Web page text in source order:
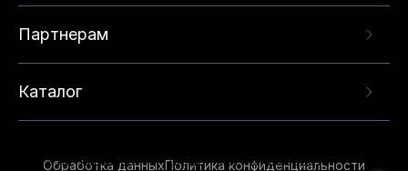
Партнерам
Каталог
Обработка данныхПолитика конфиденциальности
опыта на нашем сайте. Продолжая использовать